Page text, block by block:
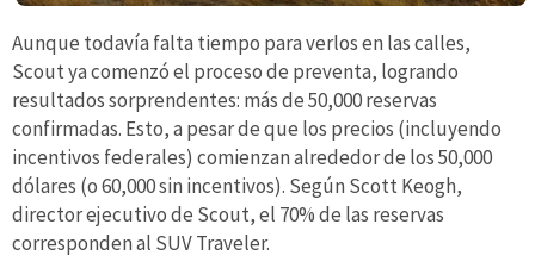
Aunque todavía falta tiempo para verlos en las calles,
Scout ya comenzó el proceso de preventa, logrando
resultados sorprendentes: más de 50,000 reservas
confirmadas. Esto, a pesar de que los precios (incluyendo
incentivos federales) comienzan alrededor de los 50,000
dólares (o 60,000 sin incentivos). Según Scott Keogh,
director ejecutivo de Scout, el 70% de las reservas
corresponden al SUV Traveler.